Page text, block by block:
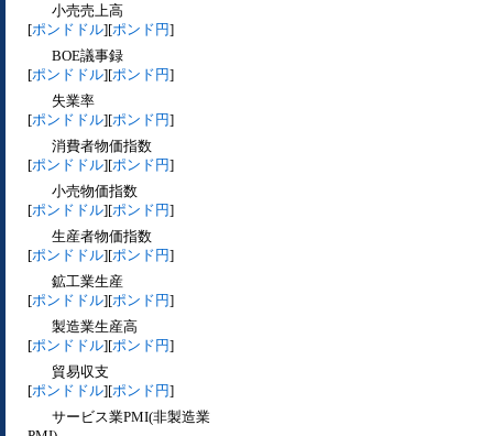
小売売上高
[ポンドドル][ポンド円]
BOE議事録
[ポンドドル][ポンド円]
失業率
[ポンドドル][ポンド円]
消費者物価指数
[ポンドドル][ポンド円]
小売物価指数
[ポンドドル][ポンド円]
生産者物価指数
[ポンドドル][ポンド円]
鉱工業生産
[ポンドドル][ポンド円]
製造業生産高
[ポンドドル][ポンド円]
貿易収支
[ポンドドル][ポンド円]
サービス業PMI(非製造業